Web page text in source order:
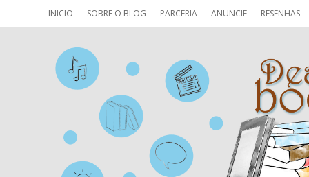
INICIO SOBRE O BLOG PARCERIA ANUNCIE RESENHAS